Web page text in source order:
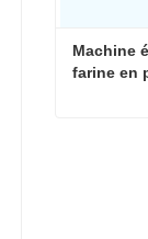
Machine
farine en